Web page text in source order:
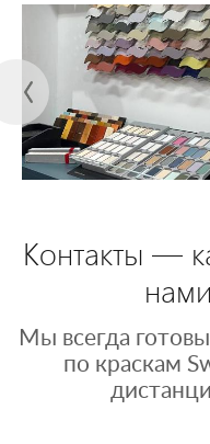
Контакты —
Мы всегда
по краскам